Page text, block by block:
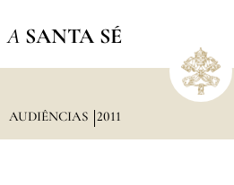
A SANTA SÉ
AUDIÊNCIAS 2011